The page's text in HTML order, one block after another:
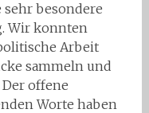
sehr besondere
Wir konnten
Arbeit
sammeln und
offene
Worte haben